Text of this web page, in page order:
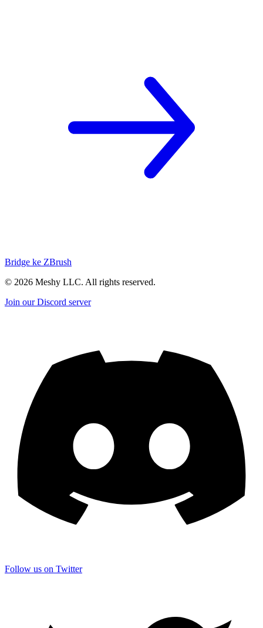
Bridge ke ZBrush
© 2026 Meshy LLC. All rights reserved.
Join our Discord server
Follow us on Twitter